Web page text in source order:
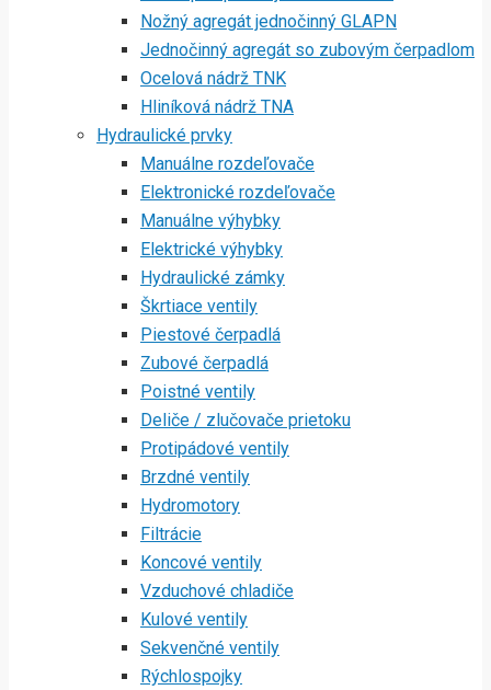
Nožný agregát jednočinný GLAPN
Jednočinný agregát so zubovým čerpadlom
Ocelová nádrž TNK
Hliníková nádrž TNA
Hydraulické prvky
Manuálne rozdeľovače
Elektronické rozdeľovače
Manuálne výhybky
Elektrické výhybky
Hydraulické zámky
Škrtiace ventily
Piestové čerpadlá
Zubové čerpadlá
Poistné ventily
Deliče / zlučovače prietoku
Protipádové ventily
Brzdné ventily
Hydromotory
Filtrácie
Koncové ventily
Vzduchové chladiče
Kulové ventily
Sekvenčné ventily
Rýchlospojky